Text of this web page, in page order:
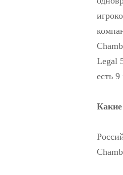
Legal
есть
Какие